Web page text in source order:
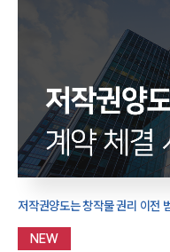
저작권양도는 창작물 권리 이전
NEW